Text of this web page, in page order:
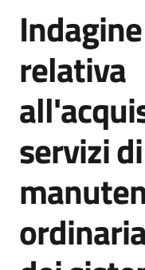
strumenti
Supporto
telematiche
Salta al contenuto
relativa
servizi di